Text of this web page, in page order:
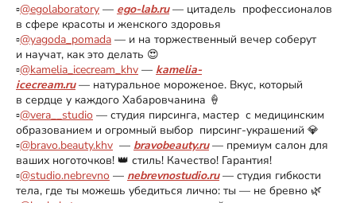
▫️@egolaboratory — ego-lab.ru— цитадель профессионалов
в сфере красоты и женского здоровья
▫️@yagoda_pomada — и на торжественный вечер соберут
и научат, как это делать 😍
▫️@kamelia_icecream_khv — kamelia-
icecream.ru— натуральное мороженое. Вкус, который
в сердце у каждого Хабаровчанина 🍦
▫️@vera__studio — студия пирсинга, мастер с медицинским
образованием и огромный выбор пирсинг-украшений 💎
▫️@bravo.beauty.khv — bravobeauty.ru— премиум салон для
ваших ноготочков! 👑 стиль! Качество! Гарантия!
▫️@studio.nebrevno — nebrevnostudio.ru— студия гибкости
тела, где ты можешь убедиться лично: ты — не бревно 🌿